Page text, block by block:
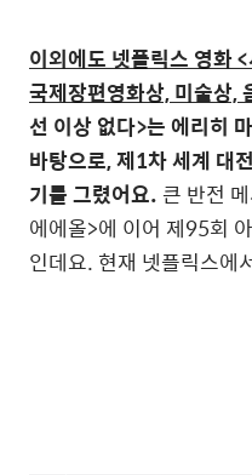
이외에도 넷플릭스 영화
국제장편영화상, 미술상,
선 이상 없다>는 에리히
바탕으로, 제1차 세계 대
기를 그렸어요.큰 반전
에에올>에 이어 제95회
인데요. 현재 넷플릭스에